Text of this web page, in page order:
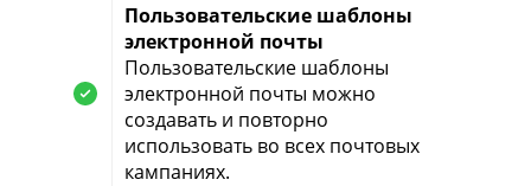
Пользовательские шаблоны
электронной почты
Пользовательские шаблоны
электронной почты можно
создавать и повторно
использовать во всех почтовых
кампаниях.